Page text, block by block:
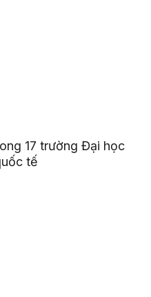
17 trường Đại học
tế